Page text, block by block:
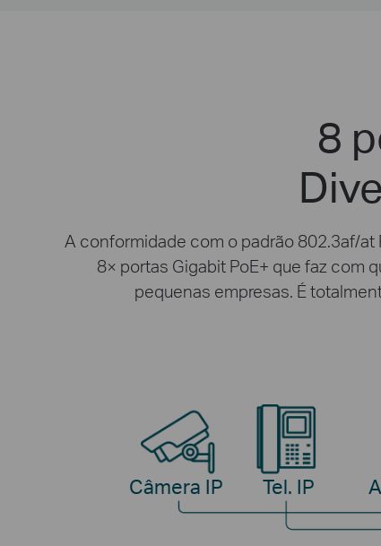
8
A conformidade com o padrão 802.3af/at
8× portas Gigabit PoE+ que faz com
pequenas empresas. É
Câmera IP Tel. IP